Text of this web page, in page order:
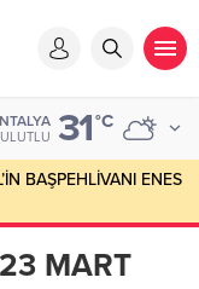
31°C
BAŞPEHLİVANI ENES
MART